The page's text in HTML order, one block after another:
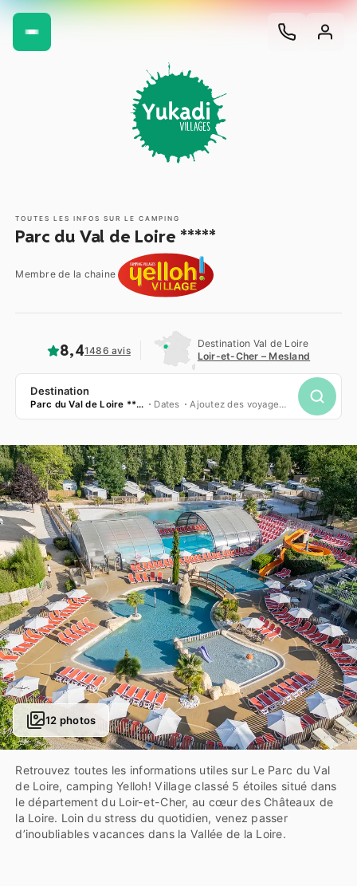
TOUTES LES INFOS SUR LE CAMPING
Parc du Val de Loire *****
Membre de la chaine
8,41486 avis
Destination Val de Loire
Loir-et-Cher – Mesland
Destination
Parc du Val de Loire ***** Dates Ajoutez des voyageurs
12 photos
Retrouvez toutes les informations utiles sur Le Parc du Val
de Loire, camping Yelloh! Village classé 5 étoiles situé dans
le département du Loir-et-Cher, au cœur des Châteaux de
la Loire. Loin du stress du quotidien, venez passer
d’inoubliables vacances dans la Vallée de la Loire.